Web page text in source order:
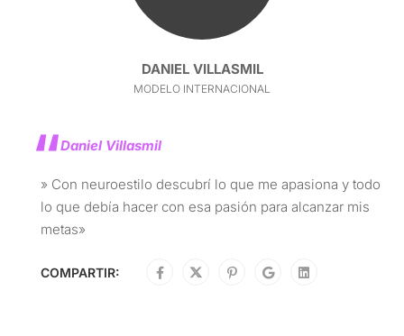
DANIEL VILLASMIL
MODELO INTERNACIONAL
Daniel Villasmil
» Con neuroestilo descubrí lo que me apasiona y todo
lo que debía hacer con esa pasión para alcanzar mis
metas»
COMPARTIR: